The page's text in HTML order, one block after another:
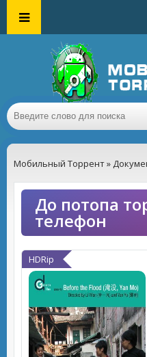
Мобильный Торрент»
До потопа
телефон
HDRip